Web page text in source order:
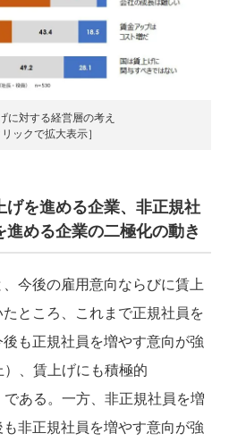
に対する経営層の考え
リックで拡大表示］
を進める企業、非正規社
める企業の二極化の動き
今後の雇用意向ならびに賃上
ところ、これまで正規社員を
も正規社員を増やす意向が強
、賃上げにも積極的
である。一方、非正規社員を増
非正規社員を増やす意向が強